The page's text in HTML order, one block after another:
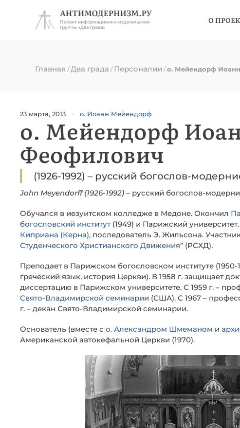
О
Главная /Два града /Персоналии /о. Мейендорф
23 марта, 2013 о. Иоанн Мейендорф
о. Мейендорф
Феофилович
(1926-1992) – русский богослов-
John Meyendorff (1926-1992) – русский богослов-
Обучался в иезуитском колледже в Медоне. Окончил
богословский институт(1949) и Парижский
Киприана (Керна), последователь Э. Жильсона.
Студенческого Христианского Движения” (РСХД).
Преподает в Парижском богословском институте (1950-
греческий язык, история Церкви). В 1958 г. защищает
диссертацию в Парижском университете. С 1959 г. –
Свято-Владимирской семинарии (США). С 1967 –
г. – декан Свято-Владимирской семинарии.
Основатель (вместе с о. Александром Шмеманом и
Американской автокефальной Церкви (1970).